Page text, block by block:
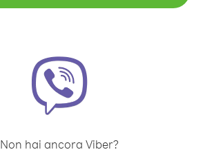
Non hai ancora Viber?